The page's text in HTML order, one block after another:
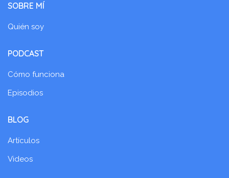
SOBRE MÍ
Quién soy
PODCAST
Cómo funciona
Episodios
BLOG
Artículos
Videos